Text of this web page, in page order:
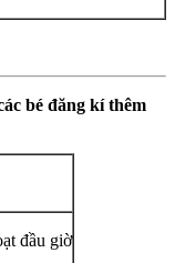
bé đăng kí thêm
đầu giờ